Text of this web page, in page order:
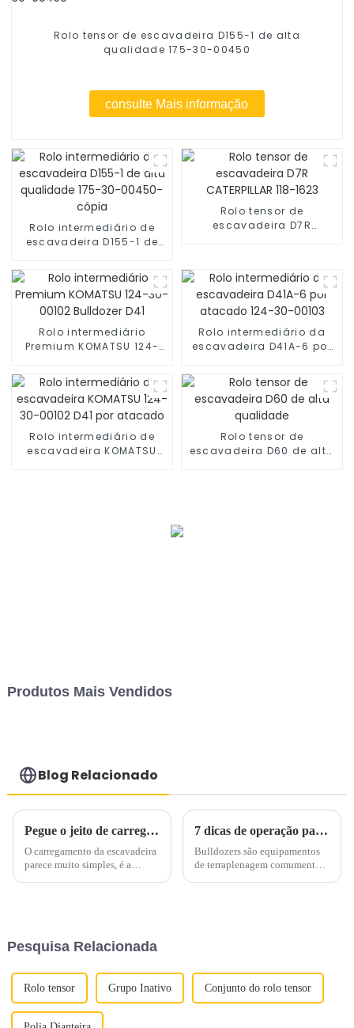
Rolo tensor de escavadeira D155-1 de alta
qualidade 175-30-00450
consulte Mais informação
Rolo intermediário de
escavadeira D155-1 de
00450-cópia
Rolo tensor de
escavadeira D7R
Rolo intermediário
Premium KOMATSU 124-
Rolo intermediário da
escavadeira D41A-6 por
Rolo intermediário de
escavadeira KOMATSU
Rolo tensor de
escavadeira D60 de alta
Produtos Mais Vendidos
Blog Relacionado
Pegue o jeito de carregar a escavadeira em um minuto!
O carregamento da escavadeira
parece muito simples, é a
após semana...
7 dicas de operação para escavadeiras
Bulldozers são equipamentos
de terraplenagem comumente
Pesquisa Relacionada
Rolo tensor Grupo Inativo Conjunto do rolo tensor